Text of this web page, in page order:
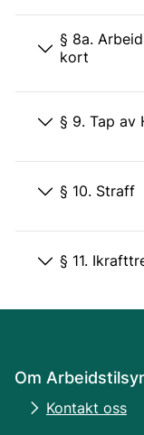
§ 8a. Arbeidsgivers plikt til å makulere HMS-
kort
§ 9. Tap
§ 10. Straff
§ 11.
Om
Kontakt oss